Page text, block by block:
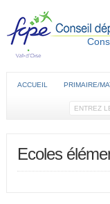
ACCUEIL PRIMAIRE/
Ecoles